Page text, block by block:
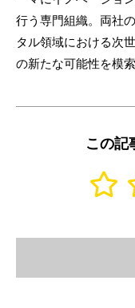
行う専門組織。両社
タル領域における次
の新たな可能性を模
この記